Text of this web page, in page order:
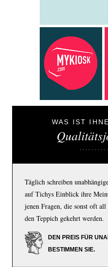
WAS IST
Täglich schreiben
auf Tichys Einblick ihre
jenen Fragen, die sonst oft
den Teppich gekehrt werden.
DEN PREIS FÜR
BESTIMMEN SIE.